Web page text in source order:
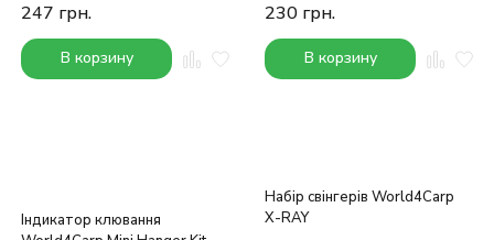
247 грн.
В корзину
230 грн.
В корзину
Індикатор клювання
Набір свінгерів World4Carp
X-RAY